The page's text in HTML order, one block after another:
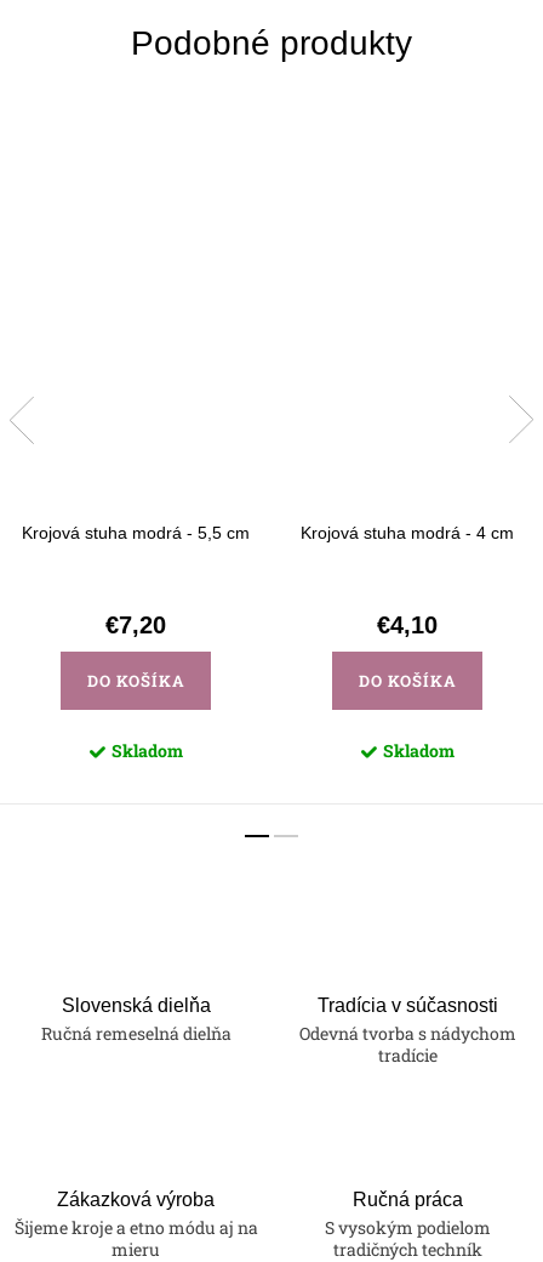
Krojová stuha modrá - 5,5 cm
€7,20
DO KOŠÍKA
Skladom
Krojová stuha modrá - 4 cm
€4,10
DO KOŠÍKA
Skladom
Slovenská dielňa
Ručná remeselná dielňa
Tradícia v súčasnosti
Odevná tvorba s nádychom
tradície
Zákazková výroba
Šijeme kroje a etno módu aj na
mieru
Ručná práca
S vysokým podielom
tradičných techník